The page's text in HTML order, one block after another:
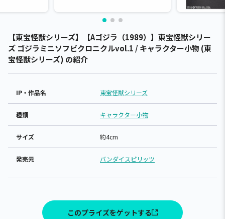
【東宝怪獣シリーズ】【Aゴジラ（1989）】東宝怪獣シリー
ズ ゴジラミニソフビクロニクルvol.1 / キャラクター小物 (東
宝怪獣シリーズ) の紹介
IP・作品名 東宝怪獣シリーズ
種類 キャラクター小物
サイズ 約4cm
発売元 バンダイスピリッツ
このプライズをゲットする